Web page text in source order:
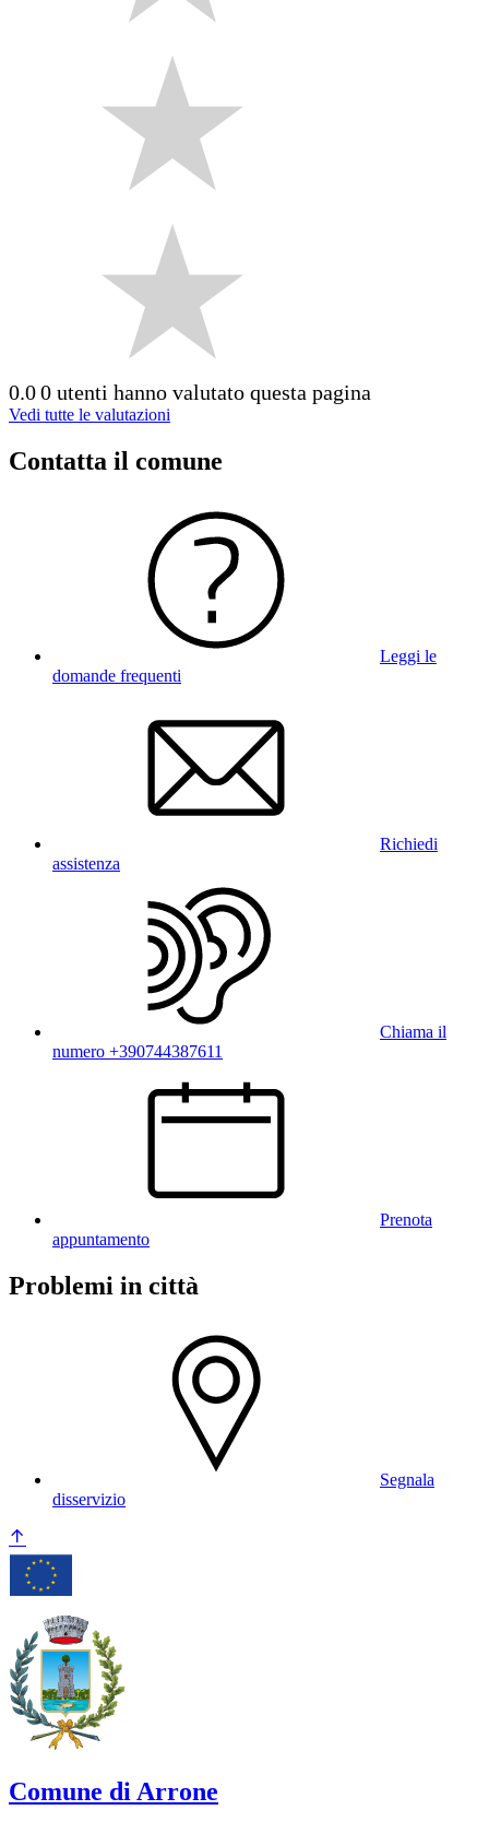
0.00 utenti hanno valutato questa pagina
Vedi tutte le valutazioni
Contatta il comune
Leggi le
domande frequenti
Richiedi
assistenza
Chiama il
numero +390744387611
Prenota
appuntamento
Problemi in città
Segnala
disservizio
Comune di Arrone